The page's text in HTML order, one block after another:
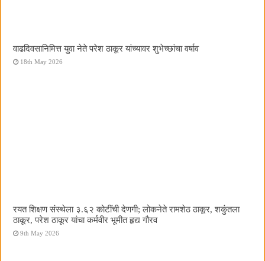
वाढदिवसानिमित्त युवा नेते परेश ठाकूर यांच्यावर शुभेच्छांचा वर्षाव
18th May 2026
रयत शिक्षण संस्थेला ३.६२ कोटींची देणगी; लोकनेते रामशेठ ठाकूर, शकुंतला
ठाकूर, परेश ठाकूर यांचा कर्मवीर भूमीत हृद्य गौरव
9th May 2026